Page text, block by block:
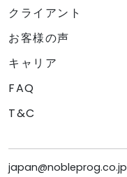
クライアント
お客様の声
キャリア
FAQ
T&C
japan@nobleprog.co.jp